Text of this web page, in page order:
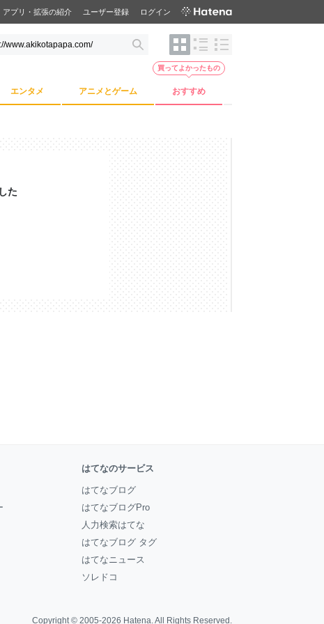
アプリ・拡張の紹介 ユーザー登録 ログイン
エンタメ アニメとゲーム おすすめ
買ってよかったもの
た
はてなのサービス
はてなブログ
はてなブログPro
人力検索はてな
はてなブログ タグ
はてなニュース
ソレドコ
Copyright © 2005-2026 Hatena. All Rights Reserved.